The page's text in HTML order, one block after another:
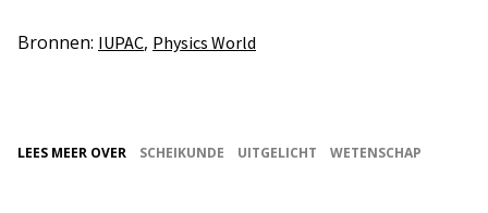
Bronnen: IUPAC, Physics World
LEES MEER OVER SCHEIKUNDE UITGELICHT WETENSCHAP